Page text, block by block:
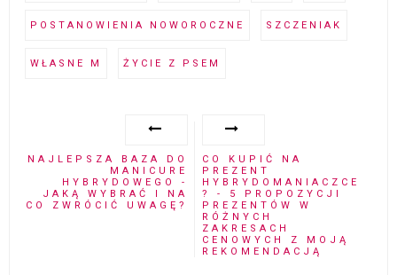
POSTANOWIENIA NOWOROCZNE SZCZENIAK
WŁASNE M ŻYCIE Z PSEM
NAJLEPSZA BAZA DO
MANICURE
HYBRYDOWEGO -
JAKĄ WYBRAĆ I NA
CO ZWRÓCIĆ UWAGĘ?
CO KUPIĆ NA
PREZENT
HYBRYDOMANIACZCE
? - 5 PROPOZYCJI
PREZENTÓW W
RÓŻNYCH
ZAKRESACH
CENOWYCH Z MOJĄ
REKOMENDACJĄ